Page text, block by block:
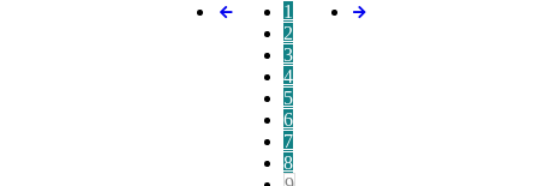
1
2
3
4
5
6
7
8